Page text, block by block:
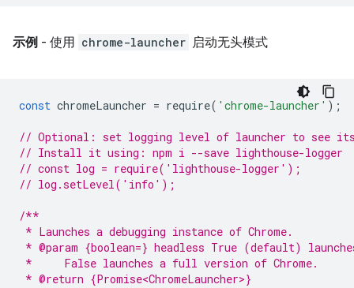
示例 - 使用 chrome-launcher 启动无头模式
const chromeLauncher = require( 'chrome-launcher' );
// Optional: set logging level of launcher to see
// Install it using: npm i --save lighthouse-logger
// const log = require('lighthouse-logger');
// log.setLevel('info');
/**
* Launches a debugging instance of Chrome.
* @param {boolean=} headless True (default)
*     False launches a full version of Chrome.
* @return {Promise<ChromeLauncher>}